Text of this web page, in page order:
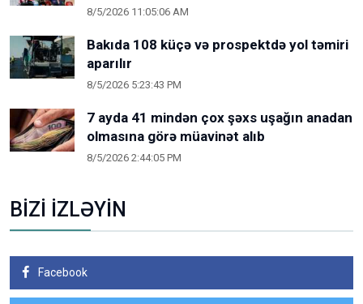
8/5/2026 11:05:06 AM
Bakıda 108 küçə və prospektdə yol təmiri
aparılır
8/5/2026 5:23:43 PM
7 ayda 41 mindən çox şəxs uşağın anadan
olmasına görə müavinət alıb
8/5/2026 2:44:05 PM
BİZİ İZLƏYİN
Facebook